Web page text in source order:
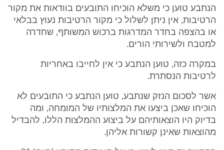
הנתבע טוען כי משלא הוכיחו התובעים בוודאות את מקור
הרטיבות, אין ניתן לשלול כי מקור הרטיבות נעוץ בבלאי
או בהצפה בחדר המדרגות ברכוש המשותף, שחדרה
למטבח ולשירותי הורים.
במקרה כזה, טוען הנתבע כי אין לחייבו באחריות
לרטיבות הנסתרת.
אשר לסכום הנזק שנתבע, טוען הנתבע כי התובעים לא
הוכיחו שאכן ביצעו את המלצותיו של המומחה, ומה
בדיוק היו הוצאותיהם על ביצוע ההמלצות הללו, להבדיל
מהוצאות שאינן קשורות אליהן.